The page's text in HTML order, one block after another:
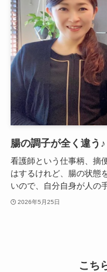
腸の調子が全く違う♪
看護師という仕事柄、摘
はするけれど、腸の状態
いので、自分自身が人の
2026年5月25日
こち